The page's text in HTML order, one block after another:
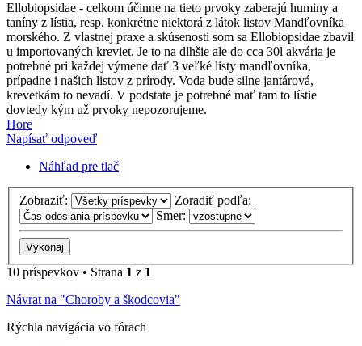
Ellobiopsidae - celkom účinne na tieto prvoky zaberajú huminy a
taníny z lístia, resp. konkrétne niektorá z látok listov Mandľovníka
morského. Z vlastnej praxe a skúsenosti som sa Ellobiopsidae zbavil
u importovaných kreviet. Je to na dlhšie ale do cca 30l akvária je
potrebné pri každej výmene dať 3 veľké listy mandľovníka,
prípadne i našich listov z prírody. Voda bude silne jantárová,
krevetkám to nevadí. V podstate je potrebné mať tam to lístie
dovtedy kým už prvoky nepozorujeme.
Hore
Napísať odpoveď
Náhľad pre tlač
Zobraziť:
Zoradiť podľa:
Smer:
10 príspevkov • Strana 1 z 1
Návrat na "Choroby a škodcovia"
Rýchla navigácia vo fórach